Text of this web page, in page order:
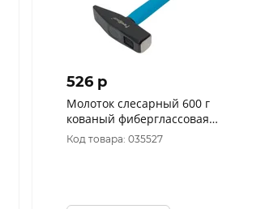
526 p
Молоток слесарный 600 г
кованый фиберглассовая
рукоятка РемоКолор 38-2-206
Код товара: 035527